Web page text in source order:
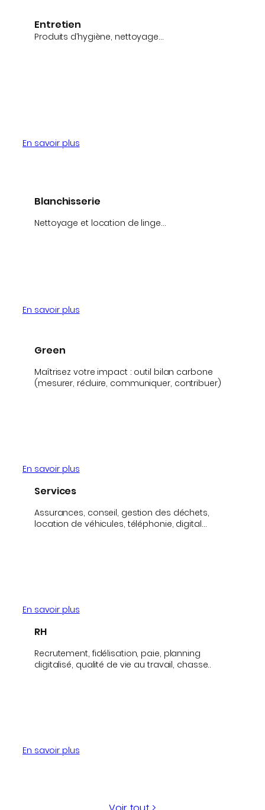
Entretien
Produits d’hygiène, nettoyage…
En savoir plus
Blanchisserie
Nettoyage et location de linge…
En savoir plus
Green
Maîtrisez votre impact : outil bilan carbone
(mesurer, réduire, communiquer, contribuer)
En savoir plus
Services
Assurances, conseil, gestion des déchets,
location de véhicules, téléphonie, digital…
En savoir plus
RH
Recrutement, fidélisation, paie, planning
digitalisé, qualité de vie au travail, chasse..
En savoir plus